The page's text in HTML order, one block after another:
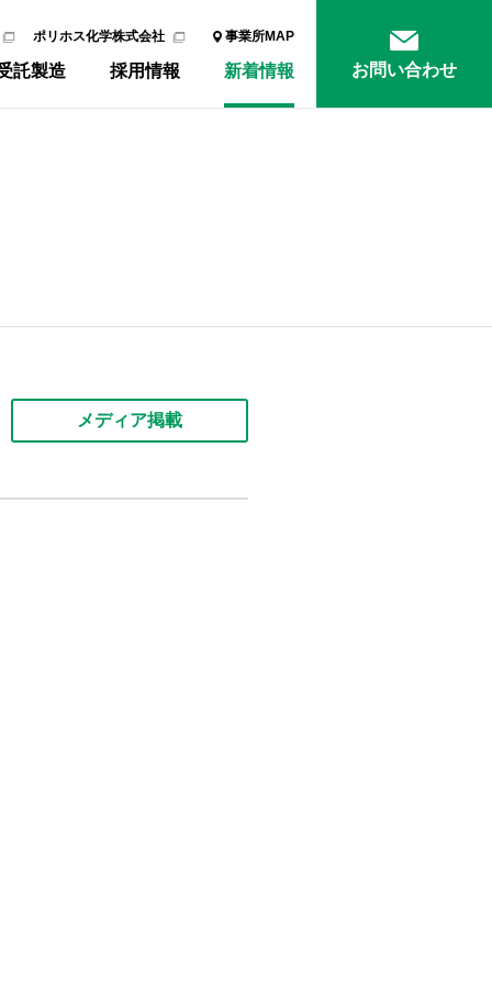
ポリホス化学株式会社 事業所MAP
託製造 採用情報 新着情報 お問い合わせ
メディア掲載